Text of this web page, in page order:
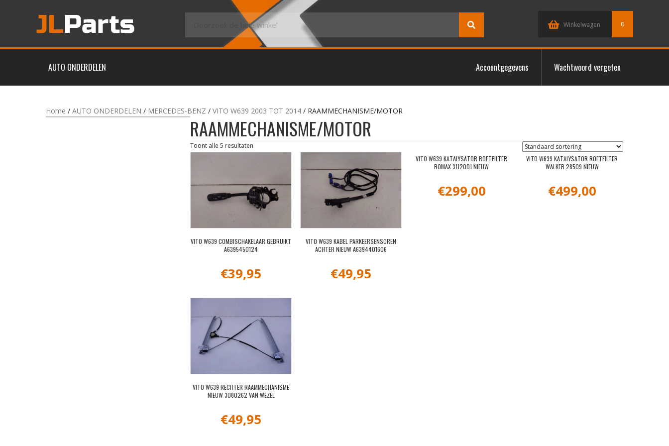
Winkelwagen 0
AUTO ONDERDELEN Accountgegevens Wachtwoord vergeten
Home / AUTO ONDERDELEN / MERCEDES-BENZ / VITO W639 2003 TOT 2014 / RAAMMECHANISME/MOTOR
RAAMMECHANISME/MOTOR
Toont alle 5 resultaten
VITO W639 COMBISCHAKELAAR GEBRUIKT
A6395450124
€39,95
VITO W639 KABEL PARKEERSENSOREN
ACHTER NIEUW A6394401606
€49,95
VITO W639 KATALYSATOR ROETFILTER
ROMAX 3112001 NIEUW
€299,00
VITO W639 KATALYSATOR ROETFILTER
WALKER 28509 NIEUW
€499,00
VITO W639 RECHTER RAAMMECHANISME
NIEUW 3080262 VAN WEZEL
€49,95